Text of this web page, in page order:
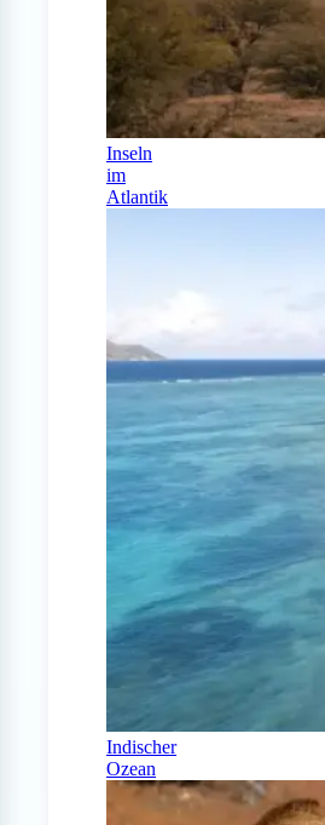
Inseln
im
Atlantik
Indischer
Ozean